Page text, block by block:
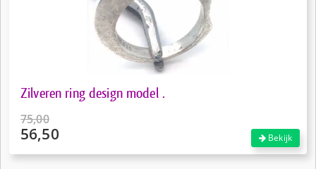
Zilveren ring design model .
75,00
Oorspronkelijke
56,50 Bekijk